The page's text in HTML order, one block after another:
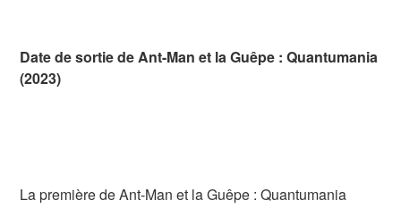
Date de sortie de Ant-Man et la Guêpe : Quantumania
(2023)
La première de Ant-Man et la Guêpe : Quantumania